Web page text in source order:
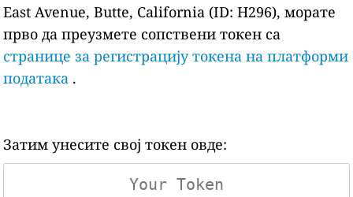
East Avenue, Butte, California (ID: H296), морате
прво да преузмете сопствени токен са
странице за регистрацију токена на платформи
података .
Затим унесите свој токен овде: